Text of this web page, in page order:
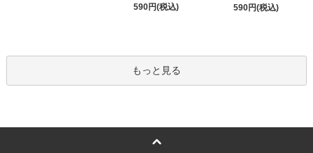
590円(税込)
590円(税込)
もっと見る